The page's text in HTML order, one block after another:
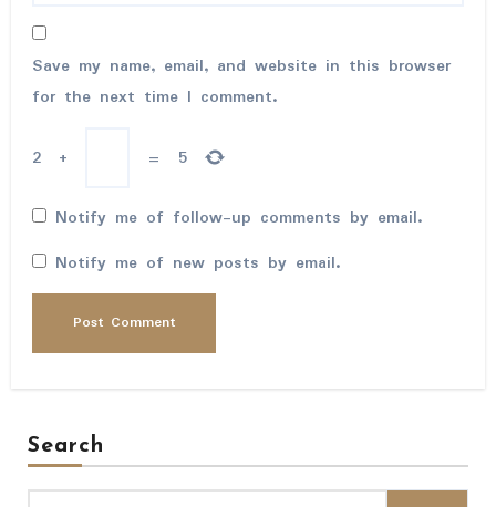
Save my name, email, and website in this browser
for the next time I comment.
2 + = 5
Notify me of follow-up comments by email.
Notify me of new posts by email.
Search